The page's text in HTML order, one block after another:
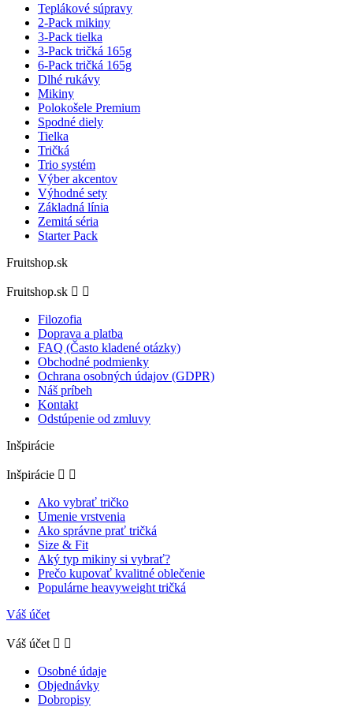
Teplákové súpravy
2-Pack mikiny
3-Pack tielka
3-Pack tričká 165g
6-Pack tričká 165g
Dlhé rukávy
Mikiny
Polokošele Premium
Spodné diely
Tielka
Tričká
Trio systém
Výber akcentov
Výhodné sety
Základná línia
Zemitá séria
Starter Pack
Fruitshop.sk
Fruitshop.sk  
Filozofia
Doprava a platba
FAQ (Často kladené otázky)
Obchodné podmienky
Ochrana osobných údajov (GDPR)
Náš príbeh
Kontakt
Odstúpenie od zmluvy
Inšpirácie
Inšpirácie  
Ako vybrať tričko
Umenie vrstvenia
Ako správne prať tričká
Size & Fit
Aký typ mikiny si vybrať?
Prečo kupovať kvalitné oblečenie
Populárne heavyweight tričká
Váš účet
Váš účet  
Osobné údaje
Objednávky
Dobropisy